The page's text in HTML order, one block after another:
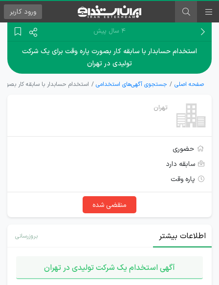
ورود کاربر
۴ سال پیش
استخدام حسابدار با سابقه کار بصورت پاره وقت برای یک شرکت
تولیدی در تهران
صفحه اصلی جستجوی آگهی‌های استخدامی استخدام حسابدار با سابقه کار
تهران
حضوری
سابقه دارد
پاره وقت
منقضی شده
اطلاعات بیشتر بروزرسانی
آگهی استخدام یک شرکت تولیدی در تهران